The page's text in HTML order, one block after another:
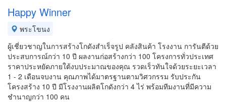
Happy Winner
พระโขนง
ผู้เชี่ยวชาญในการสร้างโกดังสำเร็จรูป คลังสินค้า โรงงาน การันตีด้วย
ประสบการณ์กว่า 10 ปี ผลงานก่อสร้างกว่า 100 โครงการทั่วประเทศ
ราคาประหยัดภายใต้งบประมาณของคุณ รวดเร็วทันใจด้วยระยะเวลา
1 - 2 เดือนจบงาน คุณภาพได้มาตรฐานตามวิศวกรรม รับประกัน
โครงสร้าง 10 ปี มีโรงงานผลิตโกดังกว่า 4 ไร่ พร้อมทีมงานที่มีความ
ชำนาญกว่า 100 คน